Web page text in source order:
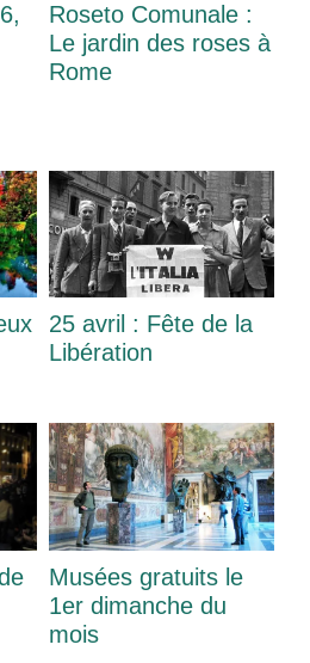
Roseto Comunale :
Le jardin des roses à
Rome
25 avril : Fête de la
Libération
Musées gratuits le
1er dimanche du
mois